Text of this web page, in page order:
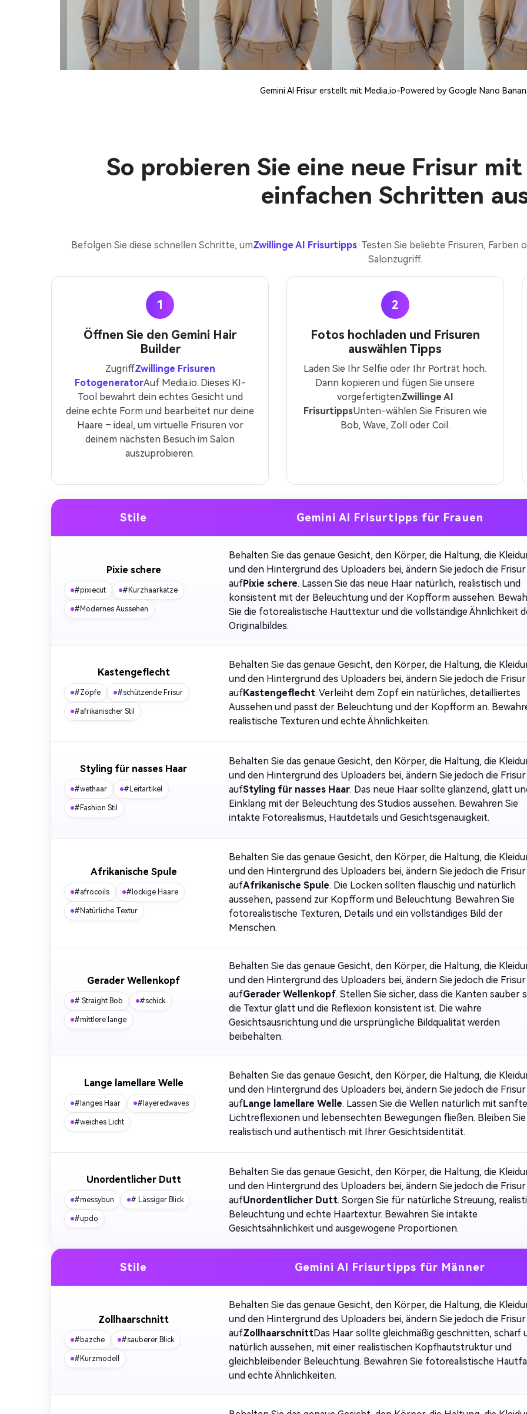
Gemini AI Frisur erstellt mit Media.io-Powered by Google Nano
So probieren Sie eine neue Frisur
einfachen Schritten
Befolgen Sie diese schnellen Schritte, umZwillinge AI Frisurtipps. Testen Sie beliebte Frisuren,
Salonzugriff.
1
Öffnen Sie den Gemini Hair
Builder
ZugriffZwillinge Frisuren
FotogeneratorAuf Media.io. Dieses KI-
Tool bewahrt dein echtes Gesicht und
deine echte Form und bearbeitet nur deine
Haare – ideal, um virtuelle Frisuren vor
deinem nächsten Besuch im Salon
auszuprobieren.
2
Fotos hochladen und Frisuren
auswählen Tipps
Laden Sie Ihr Selfie oder Ihr Porträt hoch.
Dann kopieren und fügen Sie unsere
vorgefertigtenZwillinge AI
FrisurtippsUnten-wählen Sie Frisuren wie
Bob, Wave, Zoll oder Coil.
Stile Gemini AI Frisurtipps für Frauen
Pixie schere
#pixiecut #Kurzhaarkatze
#Modernes Aussehen
Behalten Sie das genaue Gesicht, den Körper, die Haltung, die
und den Hintergrund des Uploaders bei, ändern Sie jedoch die Frisur
aufPixie schere. Lassen Sie das neue Haar natürlich, realistisch und
konsistent mit der Beleuchtung und der Kopfform aussehen.
Sie die fotorealistische Hauttextur und die vollständige Ähnlichkeit
Originalbildes.
Kastengeflecht
#Zöpfe #schützende Frisur
#afrikanischer Stil
Behalten Sie das genaue Gesicht, den Körper, die Haltung, die
und den Hintergrund des Uploaders bei, ändern Sie jedoch die Frisur
aufKastengeflecht. Verleiht dem Zopf ein natürliches, detailliertes
Aussehen und passt der Beleuchtung und der Kopfform an.
realistische Texturen und echte Ähnlichkeiten.
Styling für nasses Haar
#wethaar #Leitartikel
#Fashion Stil
Behalten Sie das genaue Gesicht, den Körper, die Haltung, die
und den Hintergrund des Uploaders bei, ändern Sie jedoch die Frisur
aufStyling für nasses Haar. Das neue Haar sollte glänzend, glatt
Einklang mit der Beleuchtung des Studios aussehen. Bewahren Sie
intakte Fotorealismus, Hautdetails und Gesichtsgenauigkeit.
Afrikanische Spule
#afrocoils #lockige Haare
#Natürliche Textur
Behalten Sie das genaue Gesicht, den Körper, die Haltung, die
und den Hintergrund des Uploaders bei, ändern Sie jedoch die Frisur
aufAfrikanische Spule. Die Locken sollten flauschig und natürlich
aussehen, passend zur Kopfform und Beleuchtung. Bewahren Sie
fotorealistische Texturen, Details und ein vollständiges Bild der
Menschen.
Gerader Wellenkopf
# Straight Bob #schick
#mittlere lange
Behalten Sie das genaue Gesicht, den Körper, die Haltung, die
und den Hintergrund des Uploaders bei, ändern Sie jedoch die Frisur
aufGerader Wellenkopf. Stellen Sie sicher, dass die Kanten sauber
die Textur glatt und die Reflexion konsistent ist. Die wahre
Gesichtsausrichtung und die ursprüngliche Bildqualität werden
beibehalten.
Lange lamellare Welle
#langes Haar #layeredwaves
#weiches Licht
Behalten Sie das genaue Gesicht, den Körper, die Haltung, die
und den Hintergrund des Uploaders bei, ändern Sie jedoch die Frisur
aufLange lamellare Welle. Lassen Sie die Wellen natürlich mit
Lichtreflexionen und lebensechten Bewegungen fließen. Bleiben Sie
realistisch und authentisch mit Ihrer Gesichtsidentität.
Unordentlicher Dutt
#messybun # Lässiger Blick
#updo
Behalten Sie das genaue Gesicht, den Körper, die Haltung, die
und den Hintergrund des Uploaders bei, ändern Sie jedoch die Frisur
aufUnordentlicher Dutt. Sorgen Sie für natürliche Streuung,
Beleuchtung und echte Haartextur. Bewahren Sie intakte
Gesichtsähnlichkeit und ausgewogene Proportionen.
Stile Gemini AI Frisurtipps für Männer
Zollhaarschnitt
#bazche #sauberer Blick
#Kurzmodell
Behalten Sie das genaue Gesicht, den Körper, die Haltung, die
und den Hintergrund des Uploaders bei, ändern Sie jedoch die Frisur
aufZollhaarschnittDas Haar sollte gleichmäßig geschnitten, scharf
natürlich aussehen, mit einer realistischen Kopfhautstruktur und
gleichbleibender Beleuchtung. Bewahren Sie fotorealistische
und echte Ähnlichkeiten.